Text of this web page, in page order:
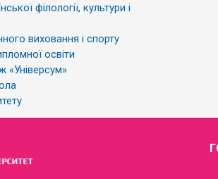
філології, культури і
виховання і спорту
освіти